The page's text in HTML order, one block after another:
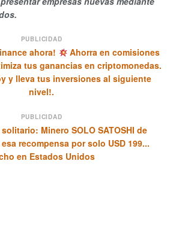
PUBLICIDAD
ahora!
Ahorra en comisiones
tus ganancias en criptomonedas.
y lleva tus inversiones al siguiente
nivel!.
PUBLICIDAD
Minero SOLO SATOSHI de
recompensa por solo USD 199...
en Estados Unidos